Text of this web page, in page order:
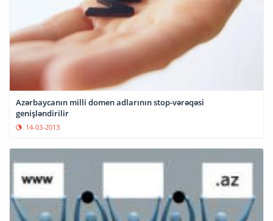
Azərbaycanın milli domen adlarının stop-vərəqəsi
genişləndirilir
14-03-2013